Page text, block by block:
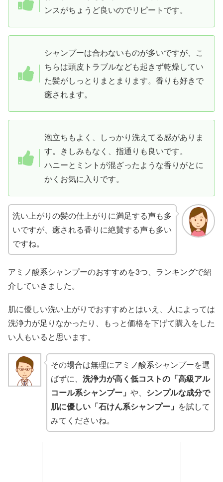
ンスがちょうど良いのでリピートです。
シャンプーは合わないものが多いですが、こ
ちらは頭皮トラブルなども起きず乾燥してい
た髪がしっとりまとまります。香りも好きで
癒されます。
泡立ちもよく、しっかり洗えてる感がありま
す。きしみもなく、指通りも良いです。
ハニーとミントが混ざったような香りがとに
かくお気に入りです。
洗い上がりの髪の仕上がりに満足する声も多
いですが、癒される香りに絶賛する声も多い
ですね。
アミノ酸系シャンプーのおすすめを3つ、ランキングで紹
介していきました。
肌に優しい洗い上がりでおすすめとはいえ、人によっては
洗浄力が足りなかったり、もっと価格を下げて購入をした
い人もいると思います。
その場合は無理にアミノ酸系シャンプーを選
ばずに、 洗浄力が高く低コストの「高級アル
コール系シャンプー」 や、 シンプルな成分で
肌に優しい「石けん系シャンプー」 を試して
みてくださいね。